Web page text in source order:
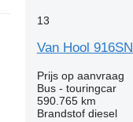
13
Van Hool 916SN
Prijs op aanvraag
Bus - touringcar
590.765 km
Brandstof diesel